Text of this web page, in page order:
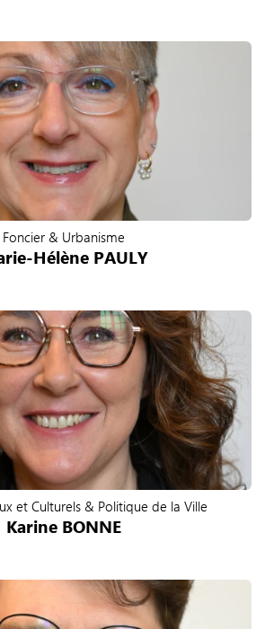
Hélène PAULY
Foncier & Urbanisme
Karine BONNE
et Culturels & Politique de la Ville